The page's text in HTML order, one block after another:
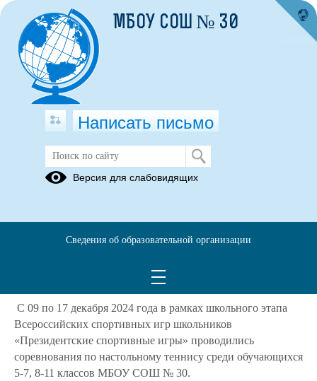
Школьный этап Всероссийских
спортивных игр школьников
настольному теннису среди
обучающихся 5-7, 8-11 классов
С 09 по 17 декабря 2024 года в рамках школьного этапа
Всероссийских спортивных игр школьников
«Президентские спортивные игры» проводились
соревнования по настольному теннису среди обучающихся
5-7, 8-11 классов МБОУ СОШ № 30.
МБОУ СОШ № 30
Написать письмо
Версия для слабовидящих
Сведения об образовательной организации